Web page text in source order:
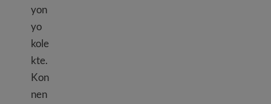
yon
yo
kole
kte.
Kon
nen